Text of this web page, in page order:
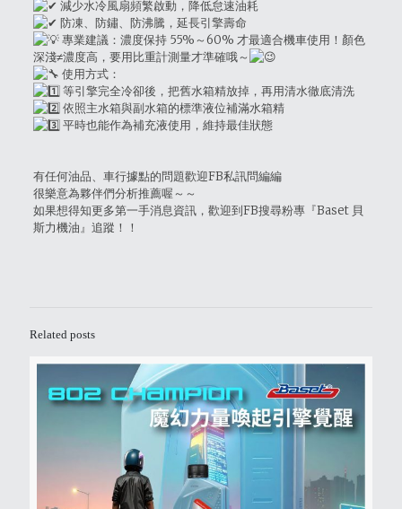
減少水冷風扇頻繁啟動，降低怠速油耗
防凍、防鏽、防沸騰，延長引擎壽命
專業建議：濃度保持 55%～60% 才最適合機車使用！顏色
深淺≠濃度高，要用比重計測量才準確哦～
使用方式：
等引擎完全冷卻後，把舊水箱精放掉，再用清水徹底清洗
依照主水箱與副水箱的標準液位補滿水箱精
平時也能作為補充液使用，維持最佳狀態
有任何油品、車行據點的問題歡迎FB私訊問編編
很樂意為夥伴們分析推薦喔～～
如果想得知更多第一手消息資訊，歡迎到FB搜尋粉專『Baset 貝
斯力機油』追蹤！！
Related posts